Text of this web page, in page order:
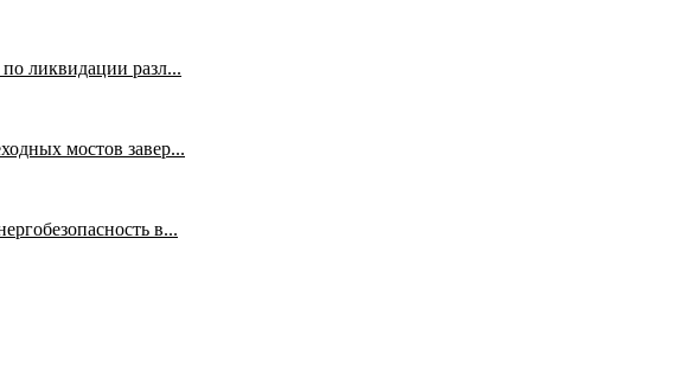
ликвидации разл...
мостов завер...
в...